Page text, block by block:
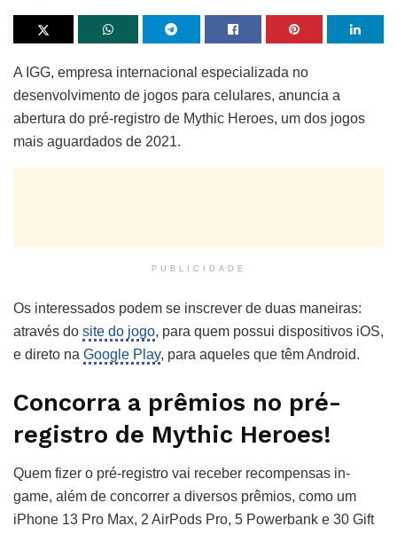
A IGG, empresa internacional especializada no
desenvolvimento de jogos para celulares, anuncia a
abertura do pré-registro de Mythic Heroes, um dos jogos
mais aguardados de 2021.
PUBLICIDADE
Os interessados podem se inscrever de duas maneiras:
através do site do jogo, para quem possui dispositivos iOS,
e direto na Google Play, para aqueles que têm Android.
Concorra a prêmios no pré-
registro de Mythic Heroes!
Quem fizer o pré-registro vai receber recompensas in-
game, além de concorrer a diversos prêmios, como um
iPhone 13 Pro Max, 2 AirPods Pro, 5 Powerbank e 30 Gift